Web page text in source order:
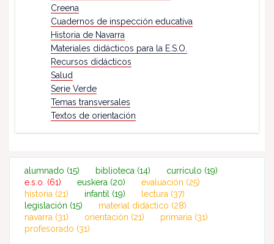
Creena
Cuadernos de inspección educativa
Historia de Navarra
Materiales didácticos para la E.S.O.
Recursos didácticos
Salud
Serie Verde
Temas transversales
Textos de orientación
alumnado (15) biblioteca (14) currículo (19)
e.s.o. (61) euskera (20) evaluación (25)
historia (21) infantil (19) lectura (37)
legislación (15) material didáctico (28)
navarra (31) orientación (21) primaria (31)
profesorado (31)